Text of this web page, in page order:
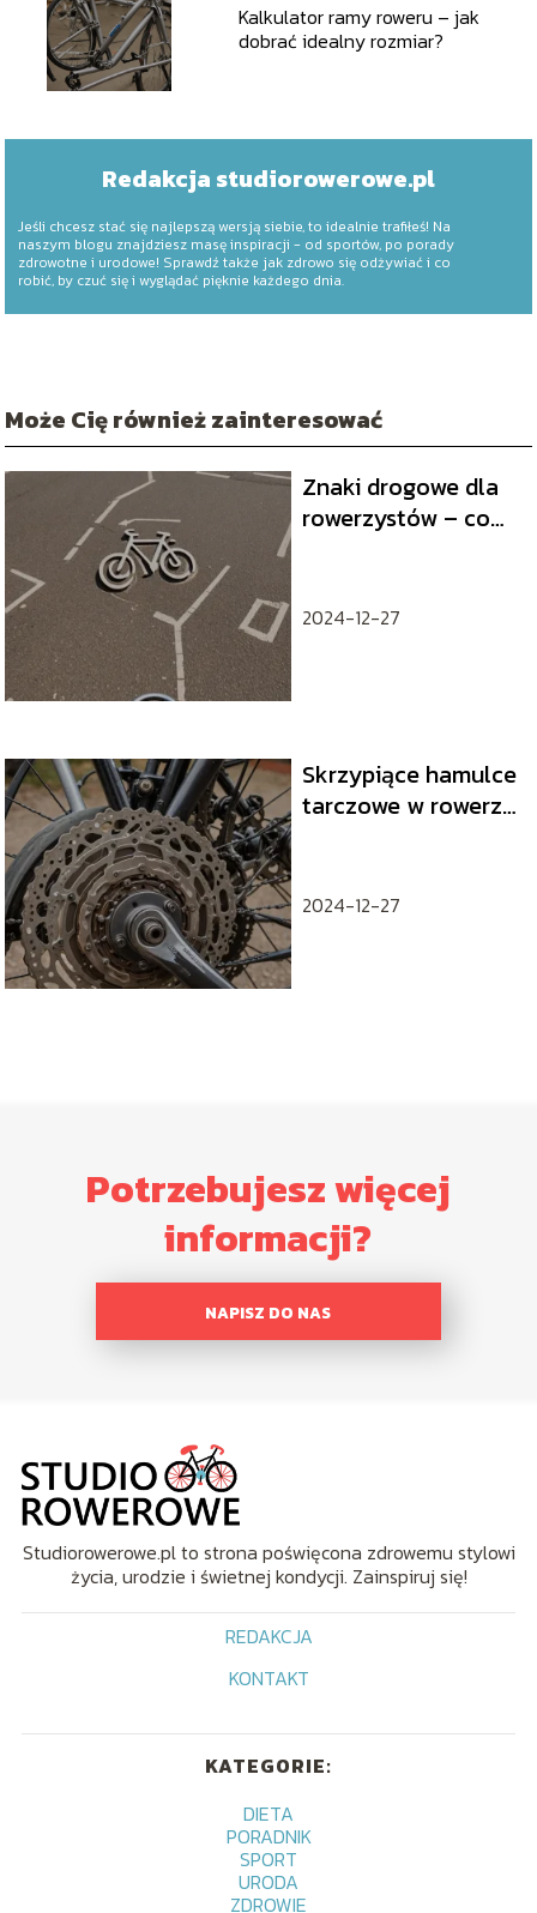
Kalkulator ramy roweru – jak
dobrać idealny rozmiar?
Redakcja studiorowerowe.pl
Jeśli chcesz stać się najlepszą wersją siebie, to idealnie trafiłeś! Na
naszym blogu znajdziesz masę inspiracji - od sportów, po porady
zdrowotne i urodowe! Sprawdź także jak zdrowo się odżywiać i co
robić, by czuć się i wyglądać pięknie każdego dnia.
Może Cię również zainteresować
Znaki drogowe dla
rowerzystów – co
2024-12-27
Skrzypiące hamulce
tarczowe w rowerze
2024-12-27
Potrzebujesz więcej
informacji?
NAPISZ DO NAS
Studiorowerowe.pl to strona poświęcona zdrowemu stylowi
życia, urodzie i świetnej kondycji. Zainspiruj się!
REDAKCJA
KONTAKT
KATEGORIE:
DIETA
PORADNIK
SPORT
URODA
ZDROWIE